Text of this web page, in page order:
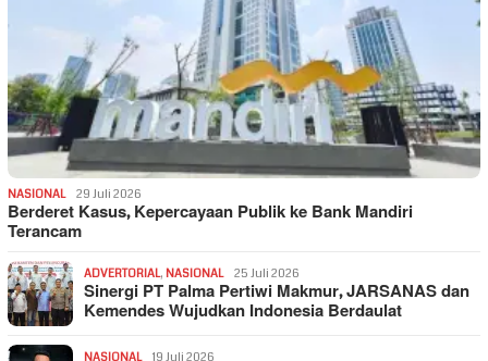
NASIONAL 29 Juli 2026
Berderet Kasus, Kepercayaan Publik ke Bank Mandiri
Terancam
ADVERTORIAL, NASIONAL 25 Juli 2026
Sinergi PT Palma Pertiwi Makmur, JARSANAS dan
Kemendes Wujudkan Indonesia Berdaulat
NASIONAL 19 Juli 2026